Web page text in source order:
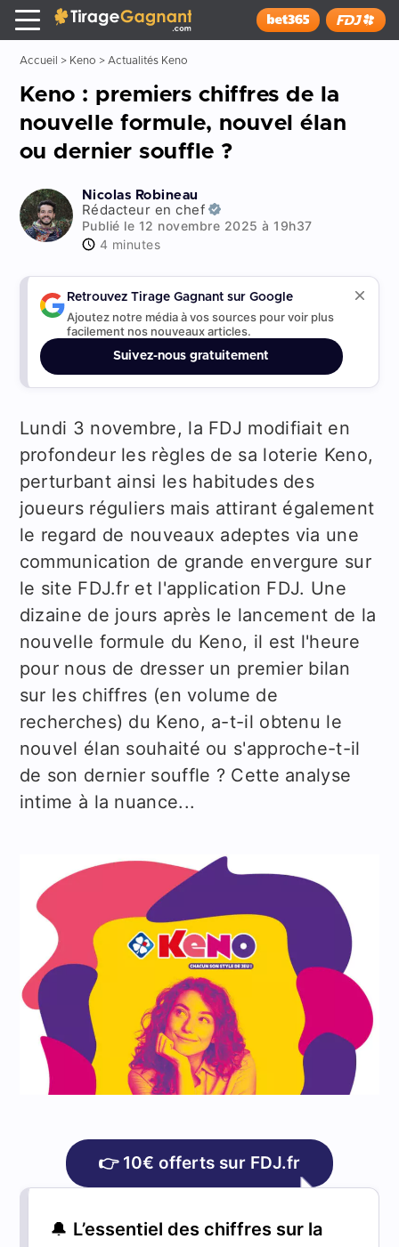
x
Tirage Gagnant
Installer
Accueil > Keno > Actualités Keno
Keno : premiers chiffres de la
nouvelle formule, nouvel élan
ou dernier souffle ?
Nicolas Robineau
Rédacteur en chef
Publié le 12 novembre 2025 à 19h37
4 minutes
Retrouvez Tirage Gagnant sur Google
Ajoutez notre média à vos sources pour voir plus
facilement nos nouveaux articles.
Suivez-nous gratuitement
Lundi 3 novembre, la FDJ modifiait en
profondeur les règles de sa loterie Keno,
perturbant ainsi les habitudes des
joueurs réguliers mais attirant également
le regard de nouveaux adeptes via une
communication de grande envergure sur
le site FDJ.fr et l'application FDJ. Une
dizaine de jours après le lancement de la
nouvelle formule du Keno, il est l'heure
pour nous de dresser un premier bilan
sur les chiffres (en volume de
recherches) du Keno, a-t-il obtenu le
nouvel élan souhaité ou s'approche-t-il
de son dernier souffle ? Cette analyse
intime à la nuance...
👉 10€ offerts sur FDJ.fr
🔔 L’essentiel des chiffres sur la